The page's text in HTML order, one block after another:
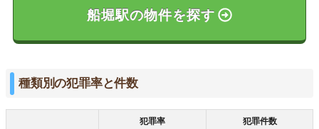
船堀駅の物件を探す
種類別の犯罪率と件数
犯罪率 犯罪件数